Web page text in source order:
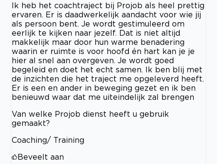
Ik heb het coachtraject bij Projob als heel prettig
ervaren. Er is daadwerkelijk aandacht voor wie jij
als persoon bent. Je wordt gestimuleerd om
eerlijk te kijken naar jezelf. Dat is niet altijd
makkelijk maar door hun warme benadering
waarin er ruimte is voor hoofd én hart kan je je
hier al snel aan overgeven. Je wordt goed
begeleid en doet het echt samen. Ik ben blij met
de inzichten die het traject me opgeleverd heeft.
Er is een en ander in beweging gezet en ik ben
benieuwd waar dat me uiteindelijk zal brengen
Van welke Projob dienst heeft u gebruik
gemaakt?
Coaching/ Training
Beveelt aan